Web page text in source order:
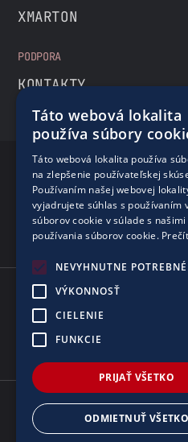
XMARTON
PODPORA
KONTAKTY
BEZPLATNÁ INFOLINKA
PRE ZAHRANIČIE
Cookies Ochrana osobných
Aktuálne údaje vypustených
WEB OD
Táto webová lokalita
používa súbory
Táto webová lokalita používa
na zlepšenie používateľskej
Používaním našej webovej
vyjadrujete súhlas s používaním
súborov cookie v súlade s
používania súborov cookie.
NEVYHNUTNE POTREBNÉ
VÝKONNOSŤ
CIELENIE
FUNKCIE
PRIJAŤ VŠETKO
ODMIETNUŤ VŠETKO